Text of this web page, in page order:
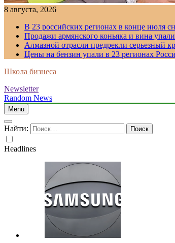
8 августа, 2026
В 23 российских регионах в конце июля
Продажи армянского коньяка и вина упали
Алмазной отрасли предрекли серьезный
Цены на бензин упали в 23 регионах
Школа бизнеса
Newsletter
Random News
Menu
Найти:
Headlines